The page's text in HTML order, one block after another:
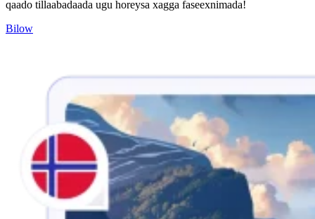
qaado tillaabadaada ugu horeysa xagga faseexnimada!
Bilow